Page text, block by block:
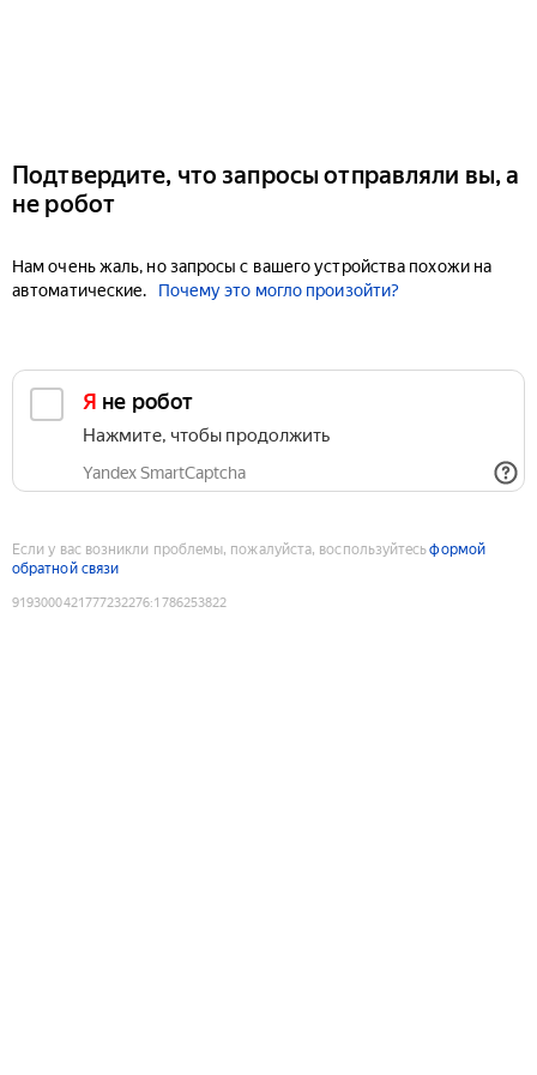
Подтвердите, что запросы отправляли вы, а
не робот
Нам очень жаль, но запросы с вашего устройства похожи на
автоматические.
Почему это могло произойти?
Я не робот
Нажмите, чтобы продолжить
Yandex SmartCaptcha
Если у вас возникли проблемы, пожалуйста, воспользуйтесьформой
обратной связи
9193000421777232276:1786253822